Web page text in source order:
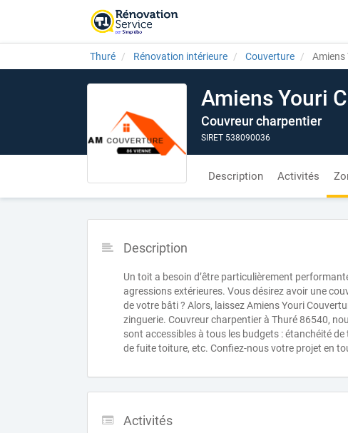
Thuré Rénovation intérieure Couverture Amiens
Amiens Youri
Couvreur charpentier
SIRET 538090036
Description Activités
Description
Un toit a besoin d’être particulièrement
agressions extérieures. Vous désirez avoir une
de votre bâti ? Alors, laissez Amiens Youri
zinguerie. Couvreur charpentier à Thuré 86540,
sont accessibles à tous les budgets : étanchéité
de fuite toiture, etc. Confiez-nous votre projet en
Activités